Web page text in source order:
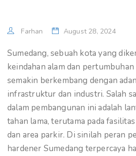
Farhan August 28, 2024
Sumedang, sebuah kota yang
keindahan alam dan
semakin berkembang dengan
infrastruktur dan industri. Salah
dalam pembangunan ini adalah
tahan lama, terutama pada
dan area parkir. Di sinilah peran
hardener Sumedang terpercaya